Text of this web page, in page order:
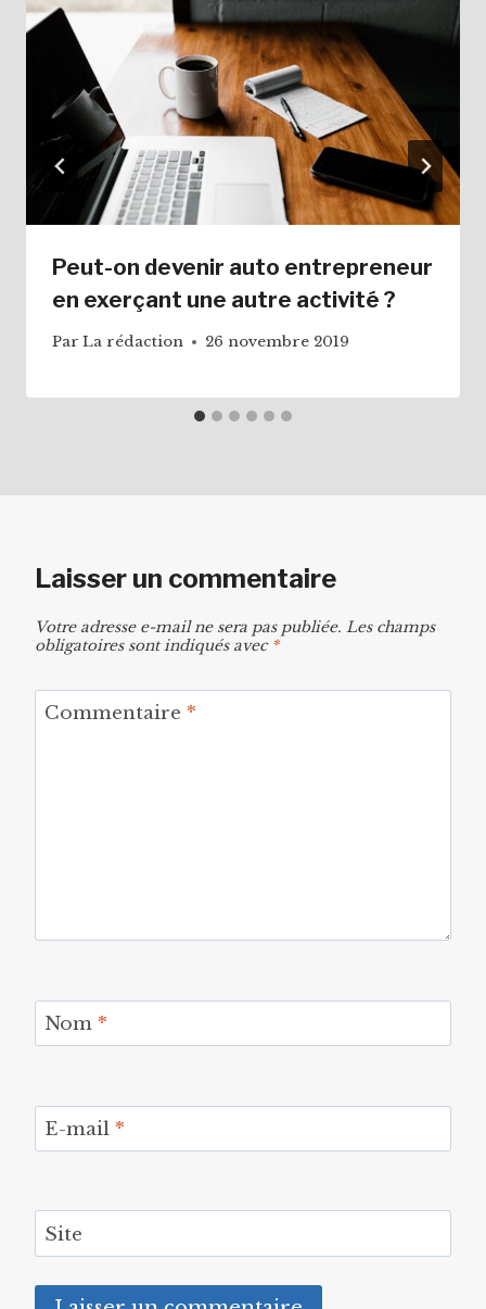
Peut-on devenir auto entrepreneur
en exerçant une autre activité ?
Par La rédaction 26 novembre 2019
Laisser un commentaire
Votre adresse e-mail ne sera pas publiée. Les champs
obligatoires sont indiqués avec *
Commentaire *
Nom *
E-mail *
Site